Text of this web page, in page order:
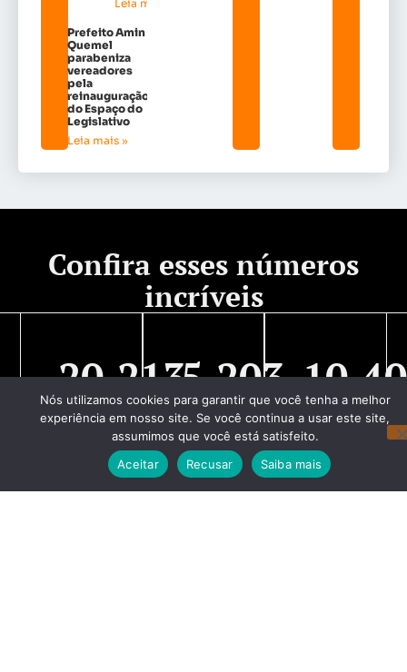
Leia mais »
Prefeito Amin
Quemel
parabeniza
vereadores
pela
reinauguração
do Espaço do
Legislativo
Leia mais »
Confira esses números
incríveis
Visualizações
de página
20,213
Novos
visitantes
5,203
seguidores
Instagram
Nós utilizamos cookies para garantir que você tenha a melhor
experiência em nosso site. Se você continua a usar este site,
assumimos que você está satisfeito.
Aceitar
Recusar Saiba mais